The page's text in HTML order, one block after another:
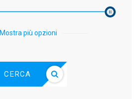
Mostra più opzioni
CERCA